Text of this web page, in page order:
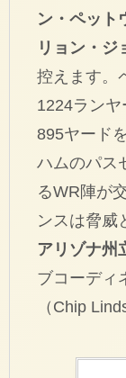
ン・ペット
リョン・ジ
控えます。
1224ラン
895ヤード
ハムのパス
るWR陣が
ンスは脅威
アリゾナ州
ブコーディ
（Chip